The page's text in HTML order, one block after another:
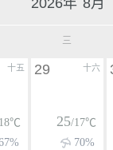
三
十五 十六
29
25/17℃
70%